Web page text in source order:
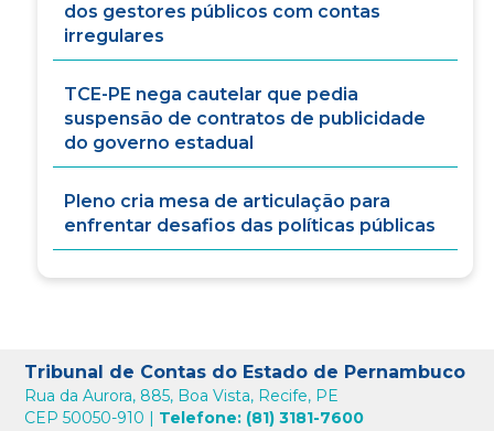
dos gestores públicos com contas
irregulares
TCE-PE nega cautelar que pedia
suspensão de contratos de publicidade
do governo estadual
Pleno cria mesa de articulação para
enfrentar desafios das políticas públicas
Tribunal de Contas do Estado de Pernambuco
Rua da Aurora, 885, Boa Vista, Recife, PE
CEP 50050-910 | Telefone: (81) 3181-7600